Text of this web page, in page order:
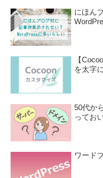
にほん
【
を太字
50代か
ってお
ワード